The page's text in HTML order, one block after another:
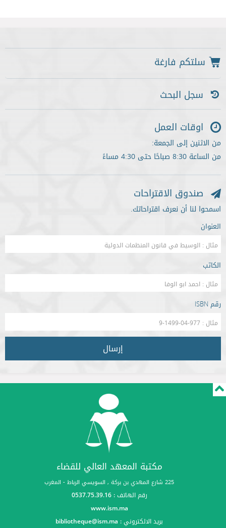
سجل البحث
اوقات العمل
من الاثنين إلى الجمعة:
من الساعة 8:30 صباحًا حتى 4:30 مساءً
صندوق الاقتراحات
اسمحوا لنا أن نعرف اقتراحاتك.
العنوان
الكاتب
رقم ISBN
إرسال
رقم الهاتف : 0537.75.39.16
www.ism.ma
بريد الالكتروني : bibliotheque@ism.ma
مكتبة المعهد العالي للقضاء
225 شارع المهدي بن بركة , السويسي الرباط - المغرب